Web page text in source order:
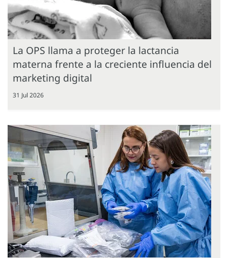
La OPS llama a proteger la lactancia
materna frente a la creciente influencia del
marketing digital
31 Jul 2026